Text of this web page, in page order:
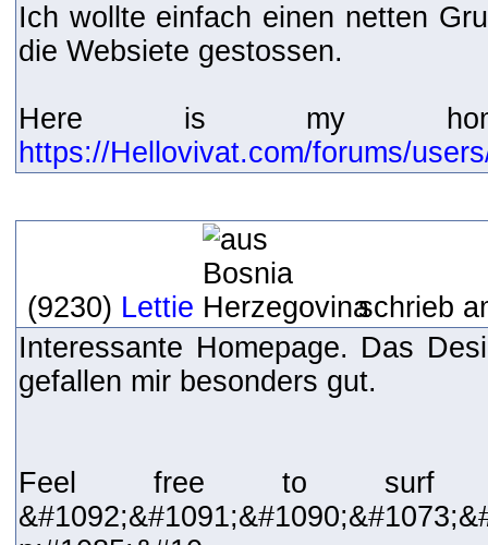
Ich wollte einfach einen netten
die Websiete gestossen.
Here is my
https://Hellovivat.com/forums/
(9230) Lettie
schrieb
Interessante Homepage. Das
gefallen mir besonders gut.
Feel free to